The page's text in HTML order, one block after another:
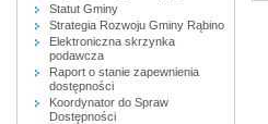
Statut Gminy
Strategia Rozwoju Gminy Rąbino
Elektroniczna skrzynka
podawcza
Raport o stanie zapewnienia
dostępności
Koordynator do Spraw
Dostępności